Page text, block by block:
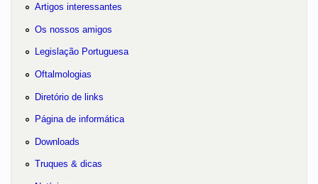
Artigos interessantes
Os nossos amigos
Legislação Portuguesa
Oftalmologias
Diretório de links
Página de informática
Downloads
Truques & dicas